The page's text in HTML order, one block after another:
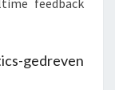
feedback
gedreven